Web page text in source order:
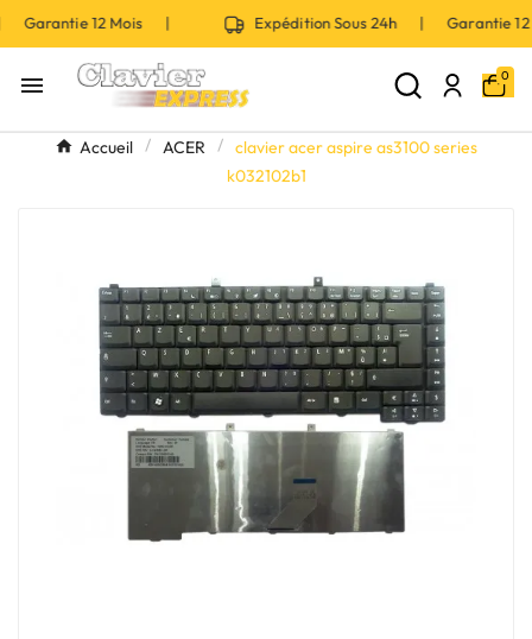
Garantie 12 Mois | Expédition Sous 24h | Garantie
 0
Accueil ACER
clavier acer aspire as3100 series
k032102b1